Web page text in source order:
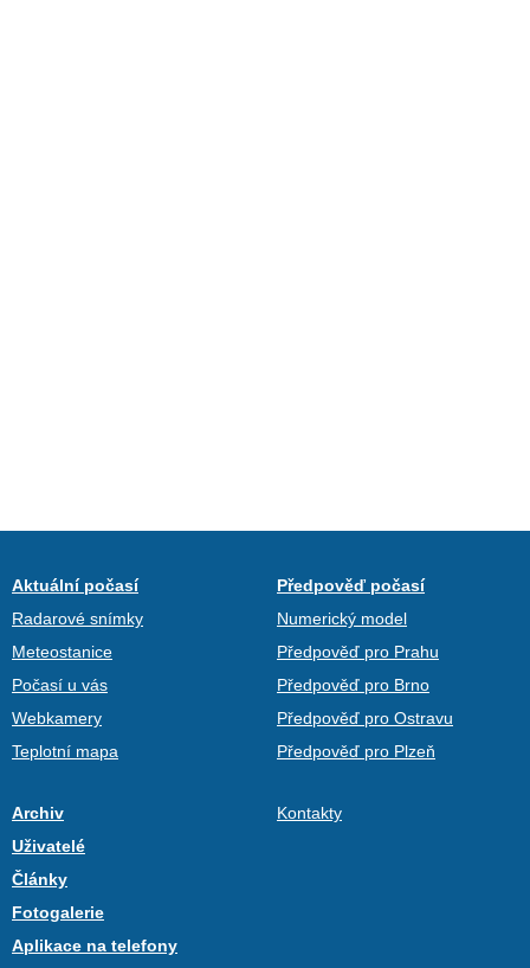
Aktuální počasí
Radarové snímky
Meteostanice
Počasí u vás
Webkamery
Teplotní mapa
Předpověď počasí
Numerický model
Předpověď pro Prahu
Předpověď pro Brno
Předpověď pro Ostravu
Předpověď pro Plzeň
Archiv
Uživatelé
Články
Fotogalerie
Aplikace na telefony
Kontakty